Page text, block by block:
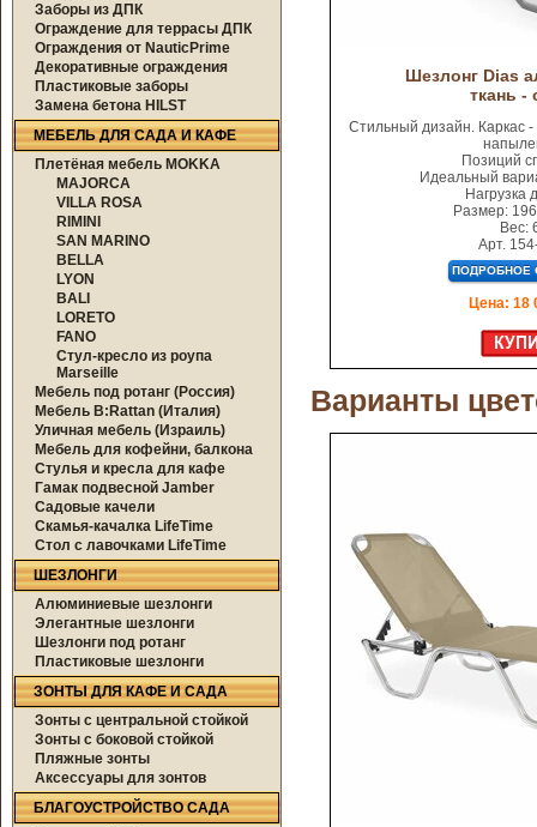
Шезлонг Dias
ткань -
Стильный дизайн. Каркас
Позиций
Идеальный
Нагрузка
Размер:
Вес:
Арт.
Цена: 18
Варианты
Заборы из ДПК
Ограждение для террасы ДПК
Ограждения от NauticPrime
Декоративные ограждения
Пластиковые заборы
Замена бетона HILST
МЕБЕЛЬ ДЛЯ САДА И КАФЕ
Плетёная мебель MOKKA
MAJORCA
VILLA ROSA
RIMINI
SAN MARINO
BELLA
LYON
BALI
LORETO
FANO
Стул-кресло из роупа
Marseille
Мебель под ротанг (Россия)
Мебель B:Rattan (Италия)
Уличная мебель (Израиль)
Мебель для кофейни, балкона
Стулья и кресла для кафе
Гамак подвесной Jamber
Садовые качели
Скамья-качалка LifeTime
Стол с лавочками LifeTime
ШЕЗЛОНГИ
Алюминиевые шезлонги
Элегантные шезлонги
Шезлонги под ротанг
Пластиковые шезлонги
ЗОНТЫ ДЛЯ КАФЕ И САДА
Зонты с центральной стойкой
Зонты с боковой стойкой
Пляжные зонты
Аксессуары для зонтов
БЛАГОУСТРОЙСТВО САДА